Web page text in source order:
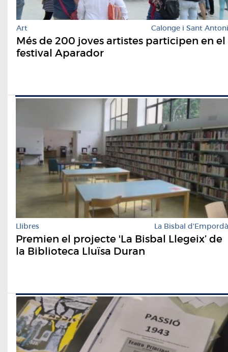
Art Calonge i Sant Antoni
Més de 200 joves artistes participen en el
festival Aparador
Llibres La Bisbal d'Empordà
Premien el projecte 'La Bisbal Llegeix’ de
la Biblioteca Lluïsa Duran